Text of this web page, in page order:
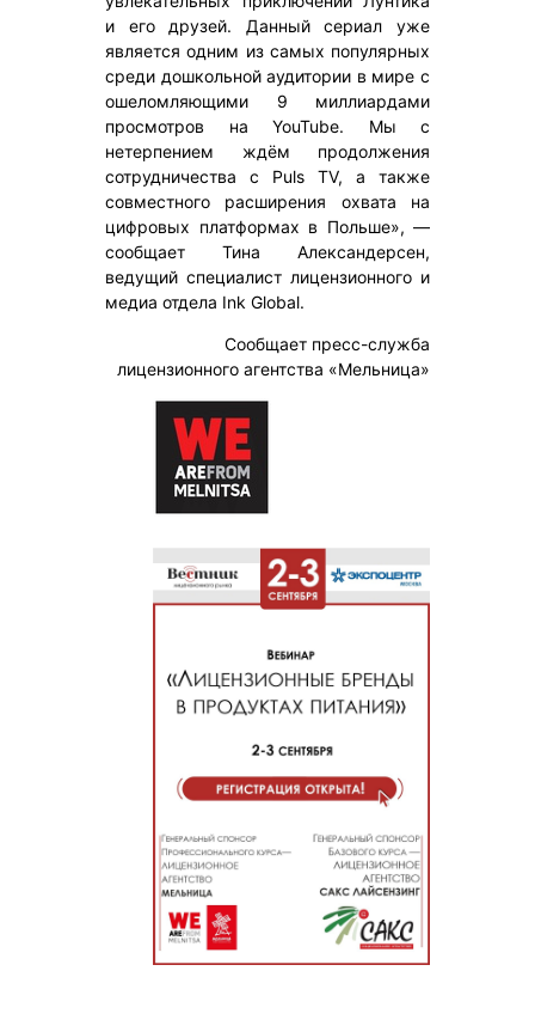
и его друзей. Данный сериал уже
является одним из самых популярных
среди дошкольной аудитории в мире с
ошеломляющими 9 миллиардами
просмотров на YouTube. Мы с
нетерпением ждём продолжения
сотрудничества с Puls TV, а также
совместного расширения охвата на
цифровых платформах в Польше», —
сообщает Тина Александерсен,
ведущий специалист лицензионного и
медиа отдела Ink Global.
Сообщает пресс-служба
лицензионного агентства «Мельница»